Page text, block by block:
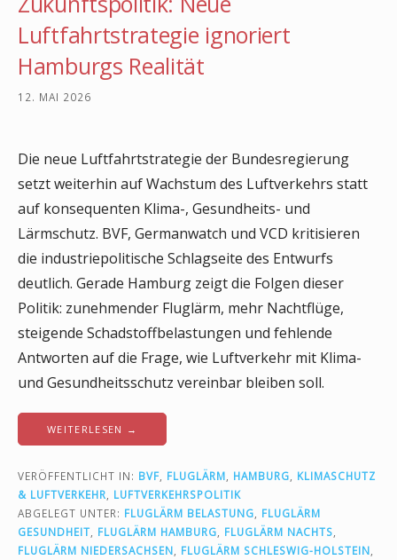
Luftfahrtstrategie ignoriert
Hamburgs Realität
12. MAI 2026
Die neue Luftfahrtstrategie der Bundesregierung
setzt weiterhin auf Wachstum des Luftverkehrs statt
auf konsequenten Klima-, Gesundheits- und
Lärmschutz. BVF, Germanwatch und VCD kritisieren
die industriepolitische Schlagseite des Entwurfs
deutlich. Gerade Hamburg zeigt die Folgen dieser
Politik: zunehmender Fluglärm, mehr Nachtflüge,
steigende Schadstoffbelastungen und fehlende
Antworten auf die Frage, wie Luftverkehr mit Klima-
und Gesundheitsschutz vereinbar bleiben soll.
WEITERLESEN →
VERÖFFENTLICHT IN: BVF FLUGLÄRM HAMBURG
KLIMASCHUTZ
& LUFTVERKEHR
LUFTVERKEHRSPOLITIK
ABGELEGT UNTER: FLUGLÄRM BELASTUNG
FLUGLÄRM
GESUNDHEIT
FLUGLÄRM HAMBURG FLUGLÄRM NACHTS
FLUGLÄRM NIEDERSACHSEN
FLUGLÄRM SCHLESWIG-HOLSTEIN